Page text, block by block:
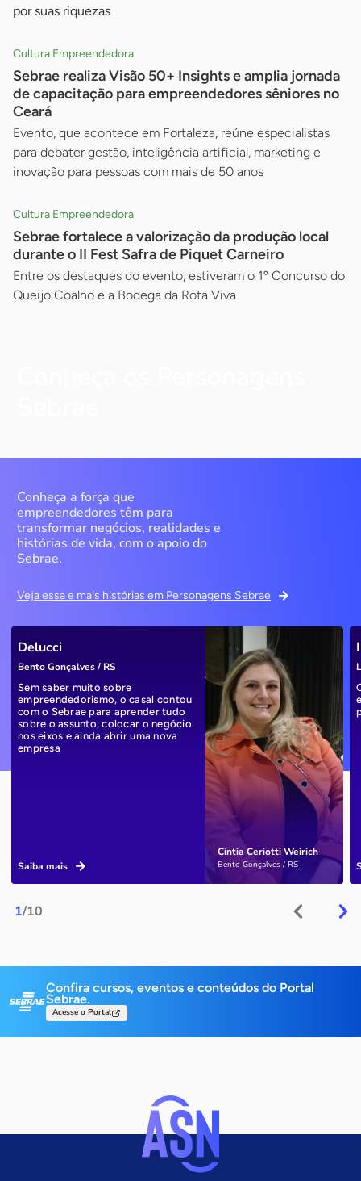
por suas riquezas
Cultura Empreendedora
Sebrae realiza Visão 50+ Insights e amplia jornada
de capacitação para empreendedores sêniores no
Ceará
Evento, que acontece em Fortaleza, reúne especialistas
para debater gestão, inteligência artificial, marketing e
inovação para pessoas com mais de 50 anos
Cultura Empreendedora
Sebrae fortalece a valorização da produção local
durante o II Fest Safra de Piquet Carneiro
Entre os destaques do evento, estiveram o 1º Concurso do
Queijo Coalho e a Bodega da Rota Viva
Conheça a força que
empreendedores têm para
transformar negócios, realidades e
histórias de vida, com o apoio do
Sebrae.
Veja essa e mais histórias em Personagens Sebrae
1/10
Cíntia Ceriotti Weirich
Bento Gonçalves / RS
Delucci
Bento Gonçalves / RS
Sem saber muito sobre
empreendedorismo, o casal contou
com o Sebrae para aprender tudo
sobre o assunto, colocar o negócio
nos eixos e ainda abrir uma nova
empresa
Saiba mais
Confira cursos, eventos e conteúdos do Portal
Sebrae.
Acesse o Portal